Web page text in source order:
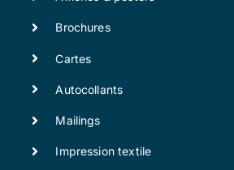
Brochures
Cartes
Autocollants
Mailings
Impression textile